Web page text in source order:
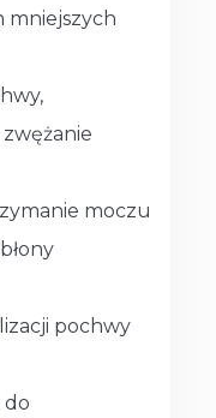
mniejszych
moczu
pochwy
do